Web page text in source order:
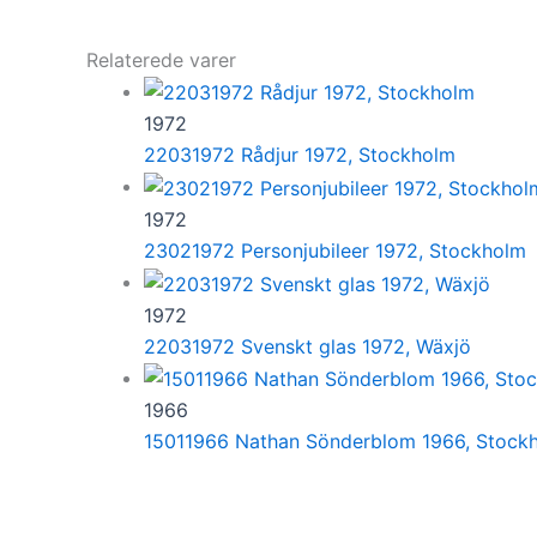
Relaterede varer
1972
22031972 Rådjur 1972, Stockholm
1972
23021972 Personjubileer 1972, Stockholm
1972
22031972 Svenskt glas 1972, Wäxjö
1966
15011966 Nathan Sönderblom 1966,